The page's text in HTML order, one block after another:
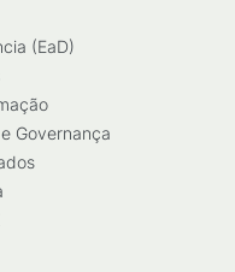
(EaD)
Governança